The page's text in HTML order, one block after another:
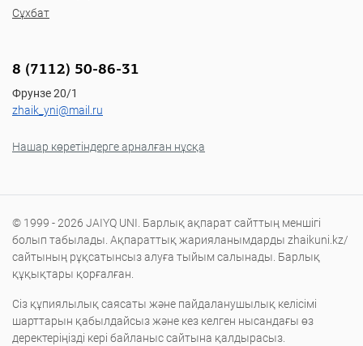
Сұхбат
8 (7112) 50-86-31
Фрунзе 20/1
zhaik_yni@mail.ru
Нашар көретіндерге арналған нұсқа
© 1999 - 2026 JAIYQ UNI. Барлық ақпарат сайттың меншігі
болып табылады. Ақпараттық жарияланымдарды zhaikuni.kz/
сайтының рұқсатынсыз алуға тыйым салынады. Барлық
құқықтары қорғалған.
Сіз құпиялылық саясаты және пайдаланушылық келісімі
шарттарын қабылдайсыз және кез келген нысандағы өз
деректеріңізді кері байланыс сайтына қалдырасыз.